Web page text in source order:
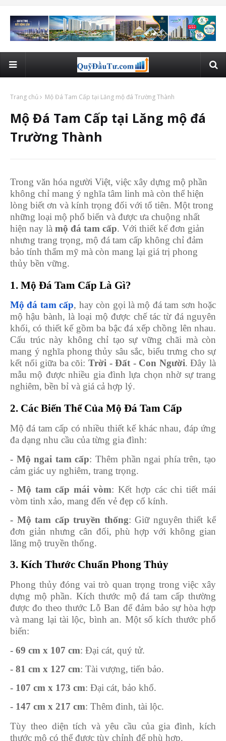
Trang chủ Mộ Đá Tam Cấp tại Lăng mộ đá Trường Thành
Mộ Đá Tam Cấp tại Lăng mộ đá
Trường Thành
Trong văn hóa người Việt, việc xây dựng mộ phần
không chỉ mang ý nghĩa tâm linh mà còn thể hiện
lòng biết ơn và kính trọng đối với tổ tiên. Một trong
những loại mộ phổ biến và được ưa chuộng nhất
hiện nay là mộ đá tam cấp. Với thiết kế đơn giản
nhưng trang trọng, mộ đá tam cấp không chỉ đảm
bảo tính thẩm mỹ mà còn mang lại giá trị phong
thủy bền vững.
1. Mộ Đá Tam Cấp Là Gì?
Mộ đá tam cấp, hay còn gọi là mộ đá tam sơn hoặc
mộ hậu bành, là loại mộ được chế tác từ đá nguyên
khối, có thiết kế gồm ba bậc đá xếp chồng lên nhau.
Cấu trúc này không chỉ tạo sự vững chãi mà còn
mang ý nghĩa phong thủy sâu sắc, biểu trưng cho sự
kết nối giữa ba cõi: Trời - Đất - Con Người. Đây là
mẫu mộ được nhiều gia đình lựa chọn nhờ sự trang
nghiêm, bền bỉ và giá cả hợp lý.
2. Các Biến Thể Của Mộ Đá Tam Cấp
Mộ đá tam cấp có nhiều thiết kế khác nhau, đáp ứng
đa dạng nhu cầu của từng gia đình:
- Mộ ngai tam cấp: Thêm phần ngai phía trên, tạo
cảm giác uy nghiêm, trang trọng.
- Mộ tam cấp mái vòm: Kết hợp các chi tiết mái
vòm tinh xảo, mang đến vẻ đẹp cổ kính.
- Mộ tam cấp truyền thống: Giữ nguyên thiết kế
đơn giản nhưng cân đối, phù hợp với không gian
lăng mộ truyền thống.
3. Kích Thước Chuẩn Phong Thủy
Phong thủy đóng vai trò quan trọng trong việc xây
dựng mộ phần. Kích thước mộ đá tam cấp thường
được đo theo thước Lỗ Ban để đảm bảo sự hòa hợp
và mang lại tài lộc, bình an. Một số kích thước phổ
biến:
- 69 cm x 107 cm: Đại cát, quý tử.
- 81 cm x 127 cm: Tài vượng, tiến bảo.
- 107 cm x 173 cm: Đại cát, bảo khố.
- 147 cm x 217 cm: Thêm đinh, tài lộc.
Tùy theo diện tích và yêu cầu của gia đình, kích
thước mộ có thể được tùy chỉnh để phù hợp.